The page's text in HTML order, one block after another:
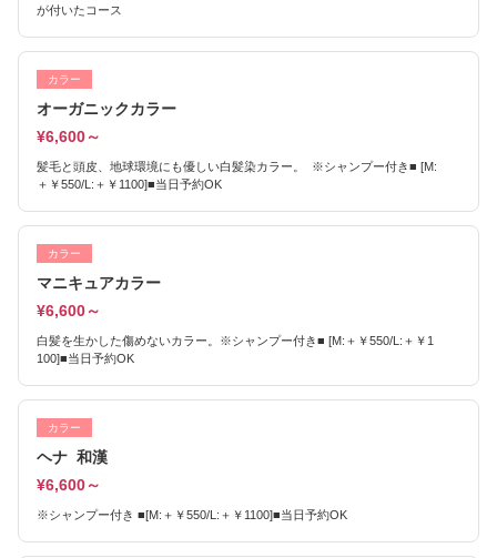
が付いたコース
カラー
オーガニックカラー
¥6,600～
髪毛と頭皮、地球環境にも優しい白髪染カラー。 ※シャンプー付き■ [M:
＋￥550/L:＋￥1100]■当日予約OK
カラー
マニキュアカラー
¥6,600～
白髪を生かした傷めないカラー。※シャンプー付き■ [M:＋￥550/L:＋￥1
100]■当日予約OK
カラー
ヘナ 和漢
¥6,600～
※シャンプー付き ■[M:＋￥550/L:＋￥1100]■当日予約OK